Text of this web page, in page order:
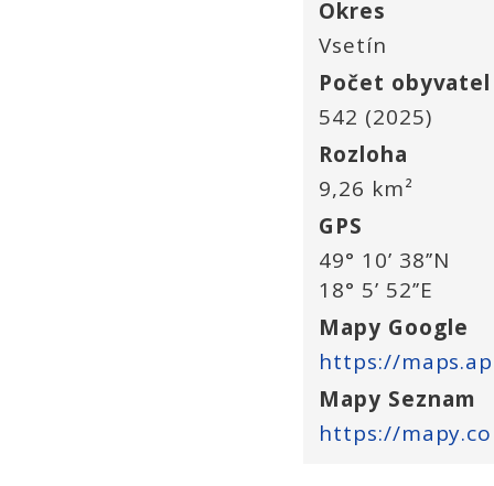
Okres
Vsetín
Počet obyvatel
542 (2025)
Rozloha
9,26 km²
GPS
49° 10’ 38’’N
18° 5’ 52’’E
Mapy Google
Mapy Seznam